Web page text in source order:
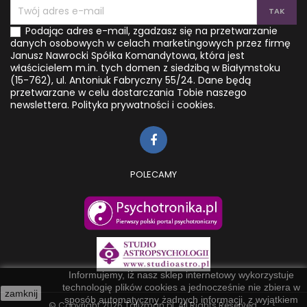
zamknij
Informujemy, iż nasz sklep internetowy wykorzystuje
technologię plików cookies a jednocześnie nie zbiera w
sposób automatyczny żadnych informacji, z wyjątkiem
Podając adres e-mail, zgadzasz się na przetwarzanie
danych osobowych w celach marketingowych przez firmę
Janusz Nawrocki Spółka Komandytowa, która jest
właścicielem m.in. tych domen z siedzibą w Białymstoku
(15-762), ul. Antoniuk Fabryczny 55/24. Dane będą
przetwarzane w celu dostarczania Tobie naszego
newslettera. Polityka prywatności i cookies.
POLECAMY